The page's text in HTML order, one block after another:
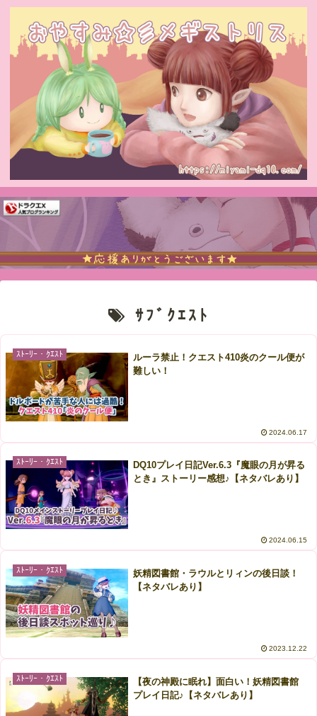
ｻﾌﾞｸｴｽﾄ
ｽﾄｰﾘｰ・ｸｴｽﾄ
ルーラ禁止！クエスト410炎のクール便が
難しい！
2024.06.17
ｽﾄｰﾘｰ・ｸｴｽﾄ
DQ10プレイ日記Ver.6.3『魔眼の月が昇る
とき』ストーリー感想♪【ネタバレあり】
2024.06.15
ｽﾄｰﾘｰ・ｸｴｽﾄ
妖精図書館・ラウルとリィンの後日談！
【ネタバレあり】
2023.12.22
ｽﾄｰﾘｰ・ｸｴｽﾄ
【夜の神殿に眠れ】面白い！妖精図書館
プレイ日記♪【ネタバレあり】